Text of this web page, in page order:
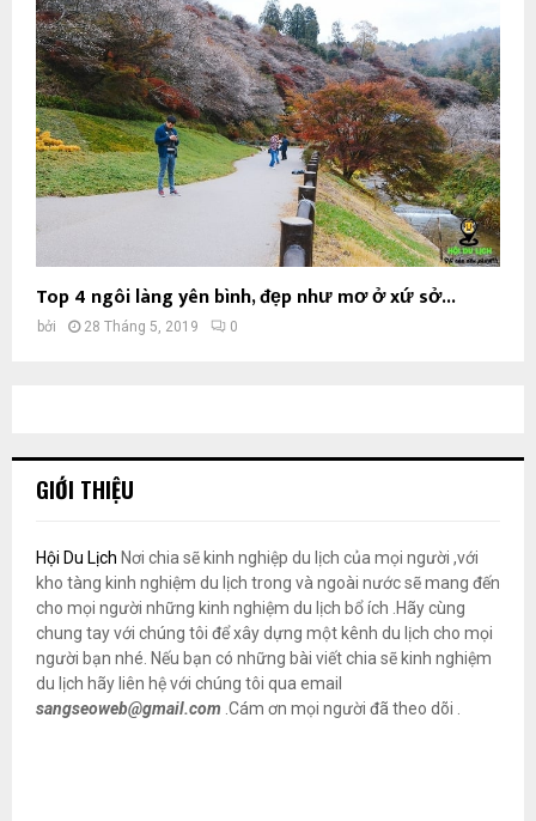
Top 4 ngôi làng yên bình, đẹp như mơ ở xứ sở...
bởi 28 Tháng 5, 2019 0
GIỚI THIỆU
Hội Du Lịch Nơi chia sẽ kinh nghiệp du lịch của mọi người ,với
kho tàng kinh nghiệm du lịch trong và ngoài nước sẽ mang đến
cho mọi người những kinh nghiệm du lịch bổ ích .Hãy cùng
chung tay với chúng tôi để xây dựng một kênh du lịch cho mọi
người bạn nhé. Nếu bạn có những bài viết chia sẽ kinh nghiệm
du lịch hãy liên hệ với chúng tôi qua email
sangseoweb@gmail.com .Cám ơn mọi người đã theo dõi .